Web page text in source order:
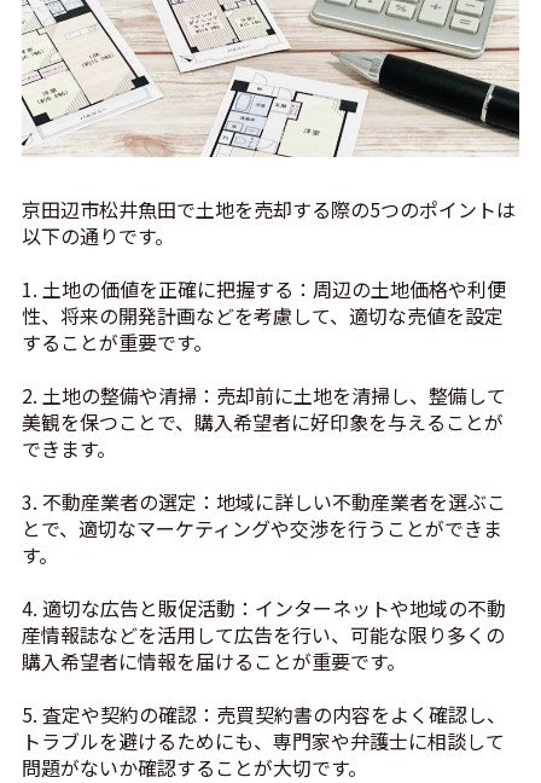
京田辺市松井魚田で土地を売却する際の5つのポイントは
以下の通りです。
1. 土地の価値を正確に把握する：周辺の土地価格や利便
性、将来の開発計画などを考慮して、適切な売値を設定
することが重要です。
2. 土地の整備や清掃：売却前に土地を清掃し、整備して
美観を保つことで、購入希望者に好印象を与えることが
できます。
3. 不動産業者の選定：地域に詳しい不動産業者を選ぶこ
とで、適切なマーケティングや交渉を行うことができま
す。
4. 適切な広告と販促活動：インターネットや地域の不動
産情報誌などを活用して広告を行い、可能な限り多くの
購入希望者に情報を届けることが重要です。
5. 査定や契約の確認：売買契約書の内容をよく確認し、
トラブルを避けるためにも、専門家や弁護士に相談して
問題がないか確認することが大切です。